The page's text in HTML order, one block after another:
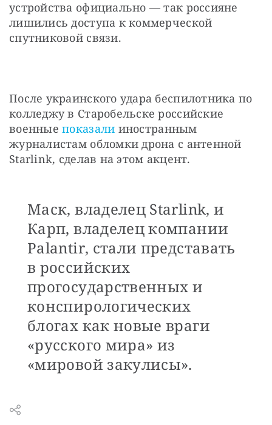
устройства официально — так россияне
лишились доступа к коммерческой
спутниковой связи.
После украинского удара беспилотника по
колледжу в Старобельске российские
военные показали иностранным
журналистам обломки дрона с антенной
Starlink, сделав на этом акцент.
Маск, владелец Starlink, и
Карп, владелец компании
Palantir, стали представать
в российских
прогосударственных и
конспирологических
блогах как новые враги
«русского мира» из
«мировой закулисы».